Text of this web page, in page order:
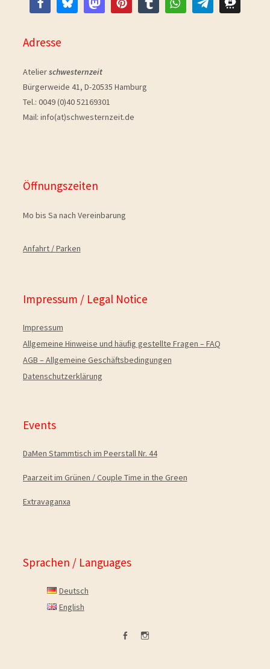
Adresse
Atelierschwesternzeit
Bürgerweide 41, D-20535 Hamburg
Tel.: 0049 (0)40 52169301
Mail: info(at)schwesternzeit.de
Öffnungszeiten
Mo bis Sa nach Vereinbarung
Anfahrt / Parken
Impressum / Legal Notice
Impressum
Allgemeine Hinweise und häuﬁg gestellte Fragen – FAQ
AGB – Allgemeine Geschäftsbedingungen
Datenschutzerklärung
Events
DaMen Stammtisch im Peerstall Nr. 44
Paarzeit im Grünen / Couple Time in the Green
Extravaganxa
Sprachen / Languages
Deutsch
English